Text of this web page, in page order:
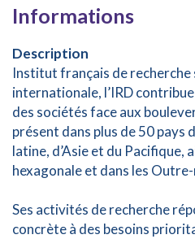
Informations
Description
Institut français de
internationale, l’IRD
des sociétés face aux
présent dans plus de 50 pays
latine, d’Asie et du Pacifique,
hexagonale et dans les
Ses activités de recherche
concrète à des besoins